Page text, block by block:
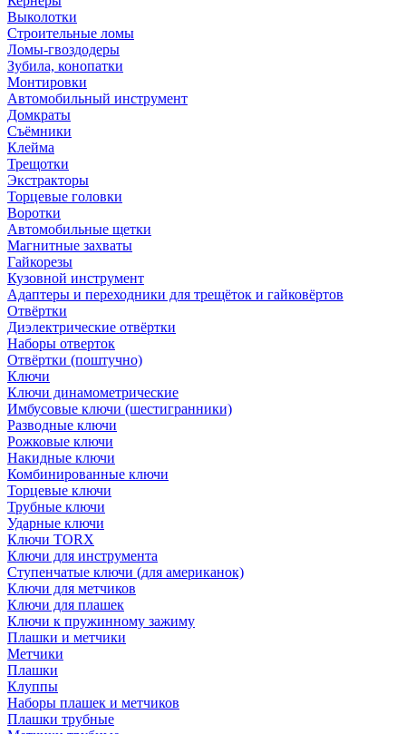
Выколотки
Строительные ломы
Ломы-гвоздодеры
Зубила, конопатки
Монтировки
Автомобильный инструмент
Домкраты
Съёмники
Клейма
Трещотки
Экстракторы
Торцевые головки
Воротки
Автомобильные щетки
Магнитные захваты
Гайкорезы
Кузовной инструмент
Адаптеры и переходники для трещёток и гайковёртов
Отвёртки
Диэлектрические отвёртки
Наборы отверток
Отвёртки (поштучно)
Ключи
Ключи динамометрические
Имбусовые ключи (шестигранники)
Разводные ключи
Рожковые ключи
Накидные ключи
Комбинированные ключи
Торцевые ключи
Трубные ключи
Ударные ключи
Ключи TORX
Ключи для инструмента
Ступенчатые ключи (для американок)
Ключи для метчиков
Ключи для плашек
Ключи к пружинному зажиму
Плашки и метчики
Метчики
Плашки
Клуппы
Наборы плашек и метчиков
Плашки трубные